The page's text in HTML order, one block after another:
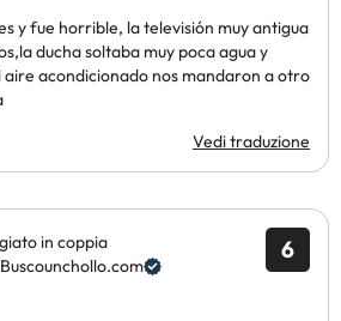
y fue horrible, la televisión muy antigua
ducha soltaba muy poca agua y
acondicionado nos mandaron a otro
Vedi traduzione
6
in coppia